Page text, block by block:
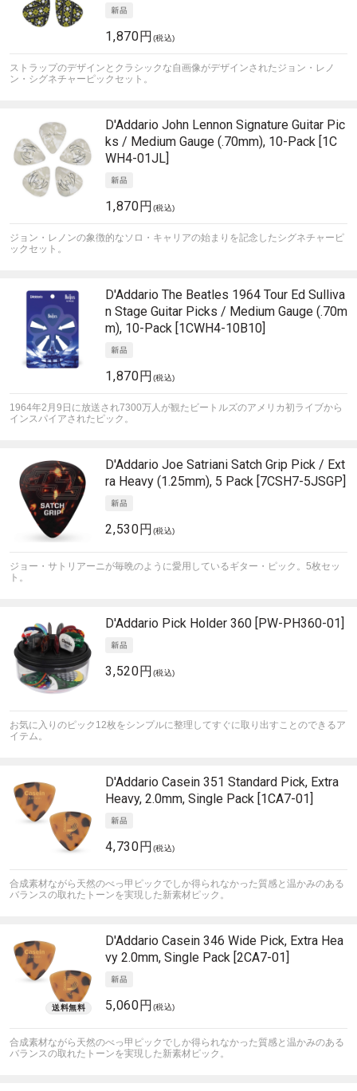
1,870円 (税込)
ストラップのデザインとクラシックな自画像がデザインされたジョン・レノ
ン・シグネチャーピックセット。
D'Addario John Lennon Signature Guitar Pic
ks / Medium Gauge (.70mm), 10-Pack [1C
WH4-01JL]
1,870円 (税込)
ジョン・レノンの象徴的なソロ・キャリアの始まりを記念したシグネチャーピ
ックセット。
D'Addario The Beatles 1964 Tour Ed Sulliva
n Stage Guitar Picks / Medium Gauge (.70m
m), 10-Pack [1CWH4-10B10]
1,870円 (税込)
1964年2月9日に放送され7300万人が観たビートルズのアメリカ初ライブから
インスパイアされたピック。
D'Addario Joe Satriani Satch Grip Pick / Ext
ra Heavy (1.25mm), 5 Pack [7CSH7-5JSGP]
2,530円 (税込)
ジョー・サトリアーニが毎晩のように愛用しているギター・ピック。5枚セッ
ト。
D'Addario Pick Holder 360 [PW-PH360-01]
3,520円 (税込)
お気に入りのピック12枚をシンプルに整理してすぐに取り出すことのできるア
イテム。
D'Addario Casein 351 Standard Pick, Extra
Heavy, 2.0mm, Single Pack [1CA7-01]
4,730円 (税込)
合成素材ながら天然のべっ甲ピックでしか得られなかった質感と温かみのある
バランスの取れたトーンを実現した新素材ピック。
D'Addario Casein 346 Wide Pick, Extra Hea
vy 2.0mm, Single Pack [2CA7-01]
5,060円 (税込)
合成素材ながら天然のべっ甲ピックでしか得られなかった質感と温かみのある
バランスの取れたトーンを実現した新素材ピック。